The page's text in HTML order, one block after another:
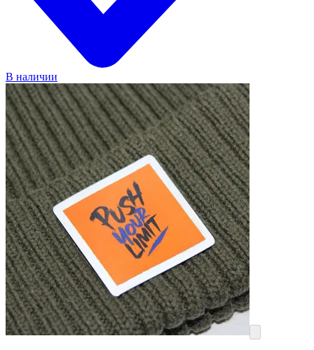
В наличии